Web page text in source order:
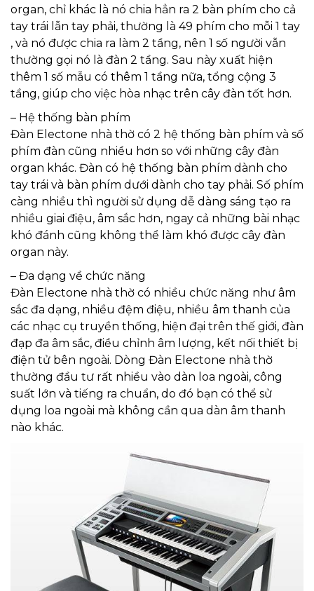
organ, chỉ khác là nó chia hẳn ra 2 bàn phím cho cả
tay trái lẫn tay phải, thường là 49 phím cho mỗi 1 tay
, và nó được chia ra làm 2 tầng, nên 1 số người vẫn
thường gọi nó là đàn 2 tầng. Sau này xuất hiện
thêm 1 số mẫu có thêm 1 tầng nữa, tổng cộng 3
tầng, giúp cho việc hòa nhạc trên cây đàn tốt hơn.
– Hệ thống bàn phím
Đàn Electone nhà thờ có 2 hệ thống bàn phím và số
phím đàn cũng nhiều hơn so với những cây đàn
organ khác. Đàn có hệ thống bàn phím dành cho
tay trái và bàn phím dưới dành cho tay phải. Số phím
càng nhiều thì người sử dụng dễ dàng sáng tạo ra
nhiều giai điệu, âm sắc hơn, ngay cả những bài nhạc
khó đánh cũng không thể làm khó được cây đàn
organ này.
– Đa dạng về chức năng
Đàn Electone nhà thờ có nhiều chức năng như âm
sắc đa dạng, nhiều đệm điệu, nhiều âm thanh của
các nhạc cụ truyền thống, hiện đại trên thế giới, đàn
đạp đa âm sắc, điều chỉnh âm lượng, kết nối thiết bị
điện tử bên ngoài. Dòng Đàn Electone nhà thờ
thường đầu tư rất nhiều vào dàn loa ngoài, công
suất lớn và tiếng ra chuẩn, do đó bạn có thể sử
dụng loa ngoài mà không cần qua dàn âm thanh
nào khác.